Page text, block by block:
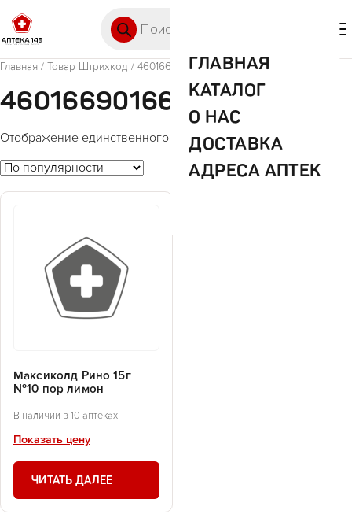
ГЛАВНАЯ
КАТАЛОГ
О НАС
ДОСТАВКА
АДРЕСА АПТЕК
Главная / Товар Штрихкод / 4601669016621
4601669016621
Отображение единственного товара
Максиколд Рино 15г
№10 пор лимон
В наличии в 10 аптеках
Показать цену
ЧИТАТЬ ДАЛЕЕ